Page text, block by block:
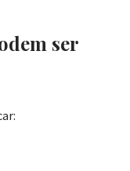
ser